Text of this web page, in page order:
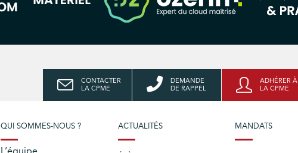
CONTACTER
LA CPME
DEMANDE
DE RAPPEL
ADHÉRER À
LA CPME
QUI SOMMES-NOUS ? ACTUALITÉS MANDATS